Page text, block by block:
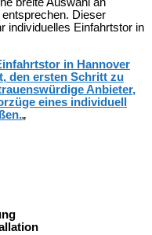
breite Auswahl an
Dieser
individuelles Einfahrtstor in
in Hannover
den ersten Schritt zu
Anbieter,
eines individuell
„